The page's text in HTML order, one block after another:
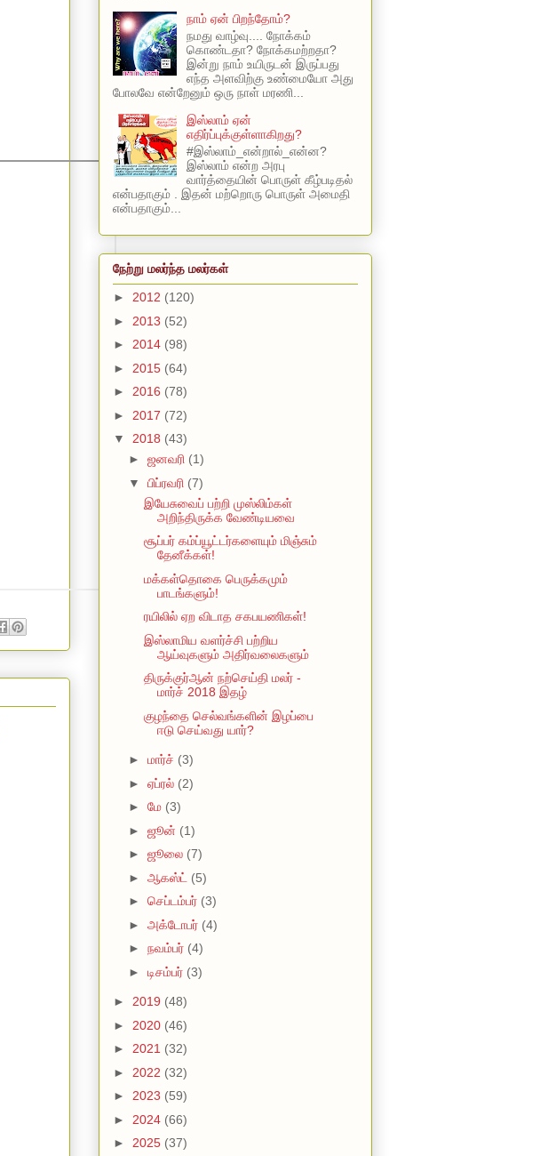
நாம் ஏன் பிறந்தோம்?
நமது வாழ்வு.... நோக்கம்
கொண்டதா? நோக்கமற்றதா?
இன்று நாம் உயிருடன் இருப்பது
எந்த அளவிற்கு உண்மையோ அது
போலவே என்றேனும் ஒரு நாள் மரணி...
இஸ்லாம் ஏன்
எதிர்ப்புக்குள்ளாகிறது?
#இஸ்லாம்_என்றால்_என்ன?
இஸ்லாம் என்ற அரபு
வார்த்தையின் பொருள் கீழ்படிதல்
என்பதாகும் . இதன் மற்றொரு பொருள் அமைதி
என்பதாகும்...
நேற்று மலர்ந்த மலர்கள்
► 2012 (120)
► 2013 (52)
► 2014 (98)
► 2015 (64)
► 2016 (78)
► 2017 (72)
▼ 2018 (43)
► ஜனவரி (1)
▼ பிப்ரவரி (7)
இயேசுவைப் பற்றி முஸ்லிம்கள்
அறிந்திருக்க வேண்டியவை
சூப்பர் கம்ப்யூட்டர்களையும் மிஞ்சும்
தேனீக்கள்!
மக்கள்தொகை பெருக்கமும்
பாடங்களும்!
ரயிலில் ஏற விடாத சகபயணிகள்!
இஸ்லாமிய வளர்ச்சி பற்றிய
ஆய்வுகளும் அதிர்வலைகளும்
திருக்குர்ஆன் நற்செய்தி மலர் -
மார்ச் 2018 இதழ்
குழந்தை செல்வங்களின் இழப்பை
ஈடு செய்வது யார்?
► மார்ச் (3)
► ஏப்ரல் (2)
► மே (3)
► ஜூன் (1)
► ஜூலை (7)
► ஆகஸ்ட் (5)
► செப்டம்பர் (3)
► அக்டோபர் (4)
► நவம்பர் (4)
► டிசம்பர் (3)
► 2019 (48)
► 2020 (46)
► 2021 (32)
► 2022 (32)
► 2023 (59)
► 2024 (66)
► 2025 (37)